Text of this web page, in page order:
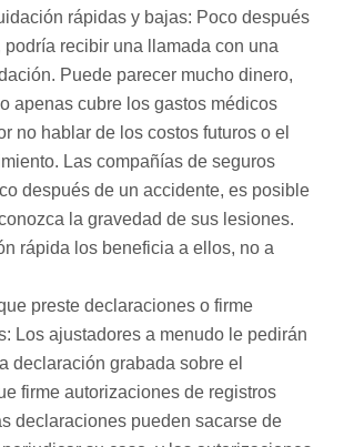
rápidas y bajas: Poco después
podría recibir una llamada con una
Puede parecer mucho dinero,
apenas cubre los gastos médicos
no hablar de los costos futuros o el
Las compañías de seguros
después de un accidente, es posible
la gravedad de sus lesiones.
rápida los beneficia a ellos, no a
preste declaraciones o firme
Los ajustadores a menudo le pedirán
declaración grabada sobre el
firme autorizaciones de registros
declaraciones pueden sacarse de